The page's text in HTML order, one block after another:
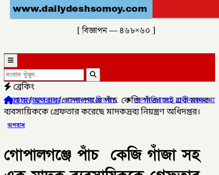
[ বিজ্ঞাপন — ৪৬৮×৬০ ]
ব্রেকিং
সনদপত্র বিতরণ,✦লালমনিরহাটে হাতীবান্ধায় র‌্যাব-১৩ অভিযানে
হোম/অপরাধ/গোপালগঞ্জে পাঁচ কেজি গাঁজা সহ এক মাদক
ব্যবসায়িককে গ্রেফতার করেছে মাদকদ্রব্য নিয়ন্ত্রণ অধিদপ্তর।
অপরাধ
গোপালগঞ্জে পাঁচ কেজি গাঁজা সহ